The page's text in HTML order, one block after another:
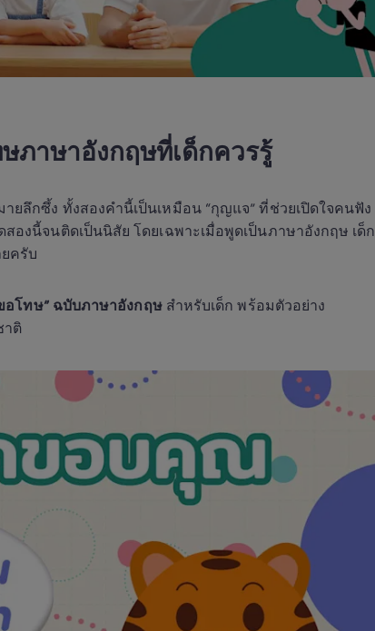
ภาษาอังกฤษที่เด็กควรรู้
ยลึกซึ้ง ทั้งสองคำนี้เป็นเหมือน “กุญแจ” ที่ช่วยเปิดใจคนฟัง
องนี้จนติดเป็นนิสัย โดยเฉพาะเมื่อพูดเป็นภาษาอังกฤษ เด็ก
ครับ
อโทษ” ฉบับภาษาอังกฤษ สำหรับเด็ก พร้อมตัวอย่าง
าติ